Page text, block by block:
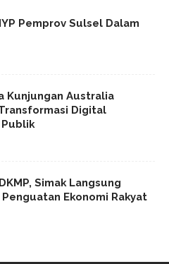
Pemprov Sulsel Dalam
Kunjungan Australia
Digital
Simak Langsung
Ekonomi Rakyat